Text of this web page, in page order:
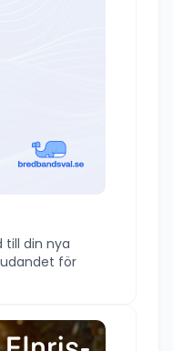
till din nya
för